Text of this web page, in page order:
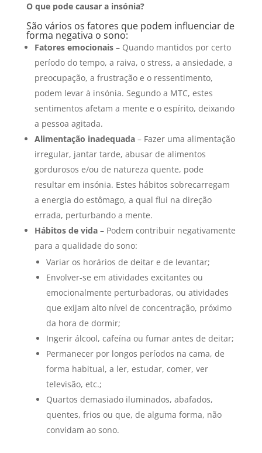
O que pode causar a insónia?
São vários os fatores que podem influenciar de
forma negativa o sono:
Fatores emocionais– Quando mantidos por certo
período do tempo, a raiva, o stress, a ansiedade, a
preocupação, a frustração e o ressentimento,
podem levar à insónia. Segundo a MTC, estes
sentimentos afetam a mente e o espírito, deixando
a pessoa agitada.
Alimentação inadequada – Fazer uma alimentação
irregular, jantar tarde, abusar de alimentos
gordurosos e/ou de natureza quente, pode
resultar em insónia. Estes hábitos sobrecarregam
a energia do estômago, a qual flui na direção
errada, perturbando a mente.
Hábitos de vida – Podem contribuir negativamente
para a qualidade do sono:
Variar os horários de deitar e de levantar;
Envolver-se em atividades excitantes ou
emocionalmente perturbadoras, ou atividades
que exijam alto nível de concentração, próximo
da hora de dormir;
Ingerir álcool, cafeína ou fumar antes de deitar;
Permanecer por longos períodos na cama, de
forma habitual, a ler, estudar, comer, ver
televisão, etc.;
Quartos demasiado iluminados, abafados,
quentes, frios ou que, de alguma forma, não
convidam ao sono.